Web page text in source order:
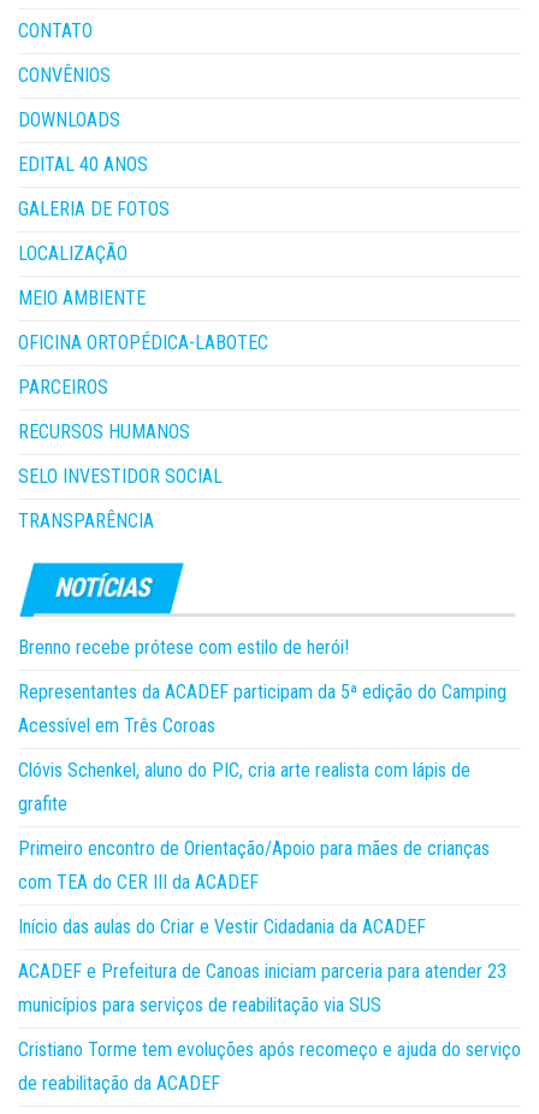
CONTATO
CONVÊNIOS
DOWNLOADS
EDITAL 40 ANOS
GALERIA DE FOTOS
LOCALIZAÇÃO
MEIO AMBIENTE
OFICINA ORTOPÉDICA-LABOTEC
PARCEIROS
RECURSOS HUMANOS
SELO INVESTIDOR SOCIAL
TRANSPARÊNCIA
Brenno recebe prótese com estilo de herói!
Representantes da ACADEF participam da 5ª edição do Camping
Acessível em Três Coroas
Clóvis Schenkel, aluno do PIC, cria arte realista com lápis de
grafite
Primeiro encontro de Orientação/Apoio para mães de crianças
com TEA do CER III da ACADEF
Início das aulas do Criar e Vestir Cidadania da ACADEF
ACADEF e Prefeitura de Canoas iniciam parceria para atender 23
municípios para serviços de reabilitação via SUS
Cristiano Torme tem evoluções após recomeço e ajuda do serviço
de reabilitação da ACADEF